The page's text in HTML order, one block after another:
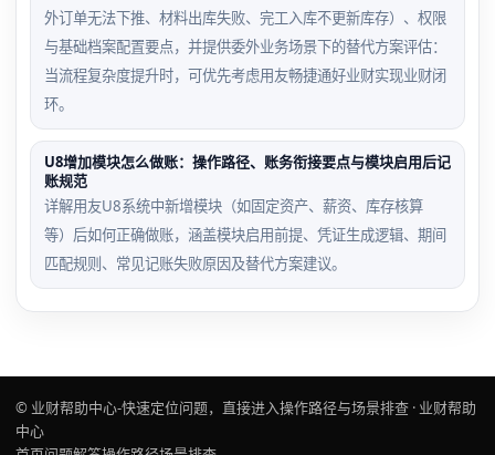
外订单无法下推、材料出库失败、完工入库不更新库存）、权限
与基础档案配置要点，并提供委外业务场景下的替代方案评估：
当流程复杂度提升时，可优先考虑用友畅捷通好业财实现业财闭
环。
U8增加模块怎么做账：操作路径、账务衔接要点与模块启用后记
账规范
详解用友U8系统中新增模块（如固定资产、薪资、库存核算
等）后如何正确做账，涵盖模块启用前提、凭证生成逻辑、期间
匹配规则、常见记账失败原因及替代方案建议。
© 业财帮助中心-快速定位问题，直接进入操作路径与场景排查 · 业财帮助
中心